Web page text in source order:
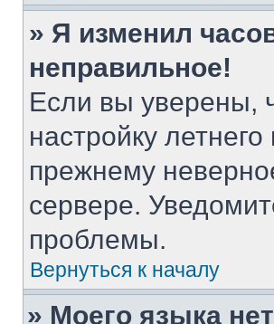
» Я изменил
неправильное!
Если вы уверены,
настройку
прежнему
сервере.
проблемы.
Вернуться к началу
» Моего языка